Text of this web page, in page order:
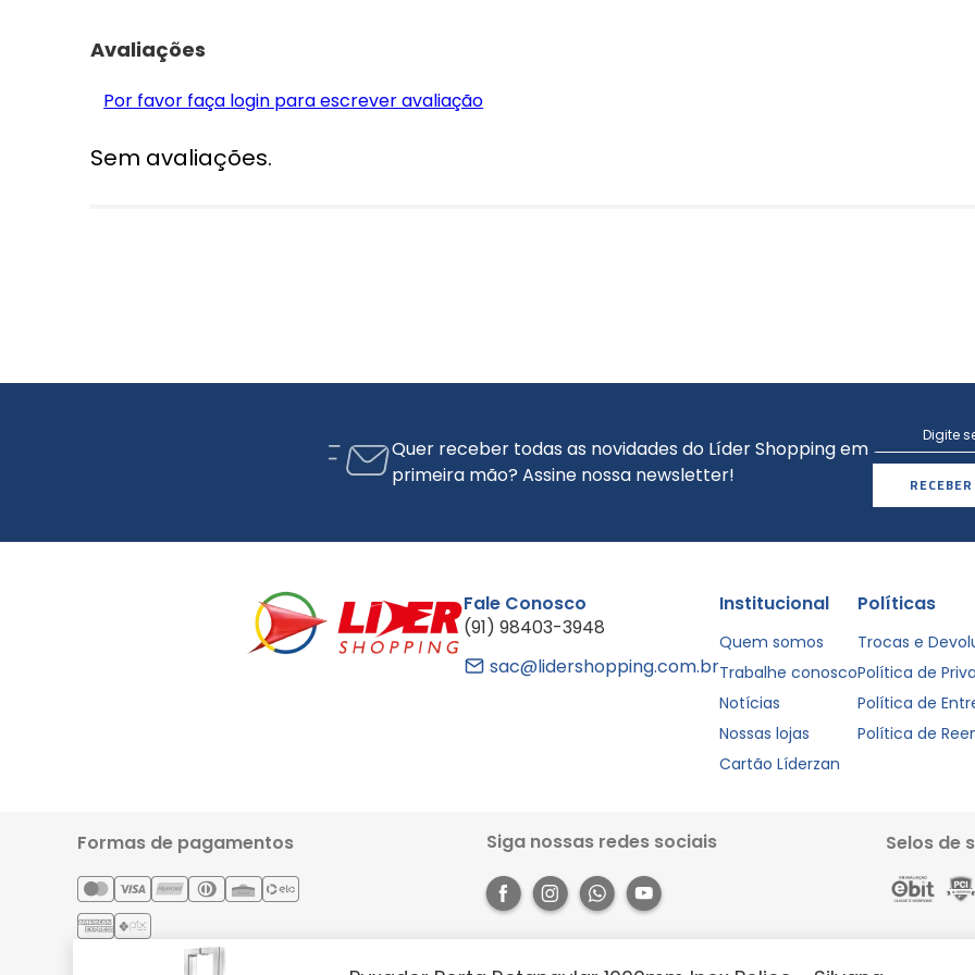
Avaliações
Por favor faça login para escrever avaliação
Sem avaliações.
Quer receber todas as novidades do Líder Shopping em
primeira mão? Assine nossa newsletter!
Fale Conosco
(91) 98403-3948
sac@lidershopping.com.br
Institucional
Quem somos
Trabalhe conosco
Notícias
Nossas lojas
Cartão Líderzan
Políticas
Trocas e
Política de
Política de
Política de
Formas de pagamentos Siga nossas redes sociais Selos de